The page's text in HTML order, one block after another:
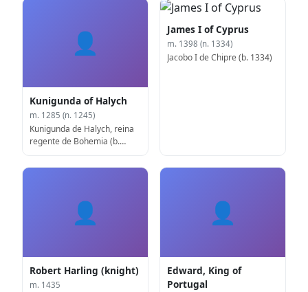
👤
Kunigunda of Halych
m. 1285 (n. 1245)
Kunigunda de Halych, reina
regente de Bohemia (b.
James I of Cyprus
m. 1398 (n. 1334)
Jacobo I de Chipre (b. 1334)
👤
Robert Harling (knight)
m. 1435
👤
Edward, King of
Portugal